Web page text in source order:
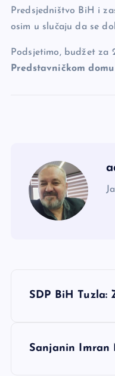
Predsjedništvo BiH i
osim u slučaju da se
Podsjetimo, budžet
Predstavničkom
NSDP BiH Tuzla:
Sanjanin Imran